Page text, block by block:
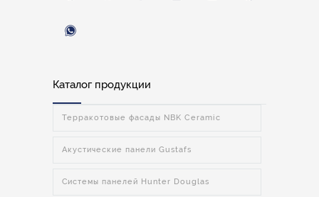
Каталог продукции
Терракотовые фасады NBK Ceramic
Акустические панели Gustafs
Системы панелей Hunter Douglas